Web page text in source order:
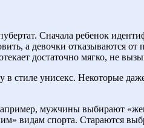
Сначала ребенок
а девочки отказываются от
достаточно мягко, не
в стиле унисекс. Некоторые
мужчины выбирают
видам спорта. Стараются